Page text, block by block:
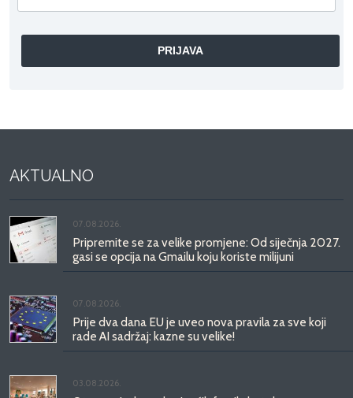
AKTUALNO
07.08.2026.
Pripremite se za velike promjene: Od siječnja 2027.
gasi se opcija na Gmailu koju koriste milijuni
07.08.2026.
Prije dva dana EU je uveo nova pravila za sve koji
rade AI sadržaj: kazne su velike!
03.08.2026.